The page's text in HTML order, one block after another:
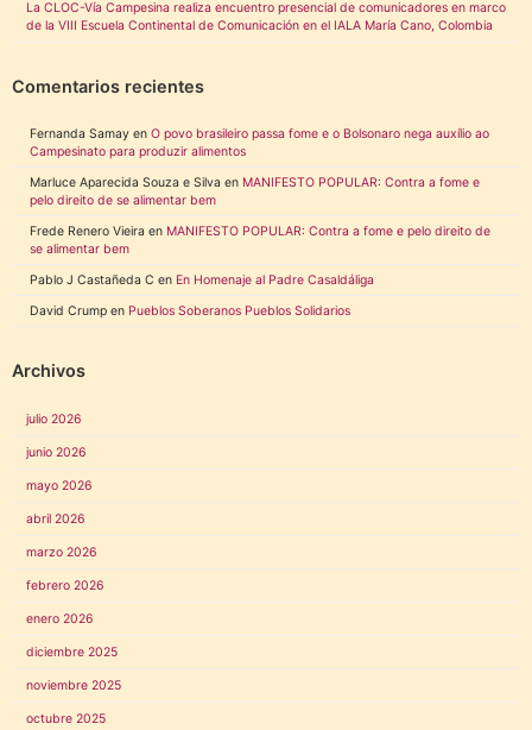
La CLOC-Vía Campesina realiza encuentro presencial de comunicadores en marco
de la VIII Escuela Continental de Comunicación en el IALA María Cano, Colombia
Comentarios recientes
Fernanda Samay en O povo brasileiro passa fome e o Bolsonaro nega auxílio ao
Campesinato para produzir alimentos
Marluce Aparecida Souza e Silva en MANIFESTO POPULAR: Contra a fome e
pelo direito de se alimentar bem
Frede Renero Vieira en MANIFESTO POPULAR: Contra a fome e pelo direito de
se alimentar bem
Pablo J Castañeda C en En Homenaje al Padre Casaldáliga
David Crump en Pueblos Soberanos Pueblos Solidarios
Archivos
julio 2026
junio 2026
mayo 2026
abril 2026
marzo 2026
febrero 2026
enero 2026
diciembre 2025
noviembre 2025
octubre 2025